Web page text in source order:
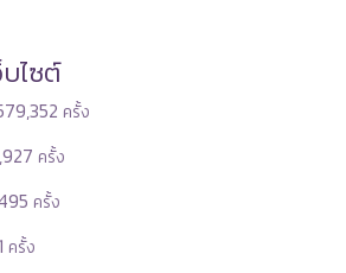
ไซต์
ครั้ง
ครั้ง
ครั้ง
ครั้ง